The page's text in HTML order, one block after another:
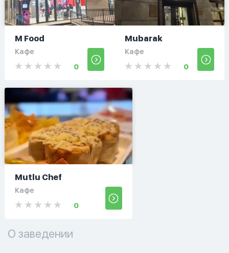
M Food
Кафе
0
Mubarak
Кафе
0
Mutlu Chef
Кафе
0
О заведении